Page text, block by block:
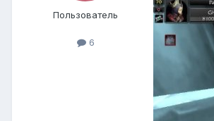
Пользователь
6